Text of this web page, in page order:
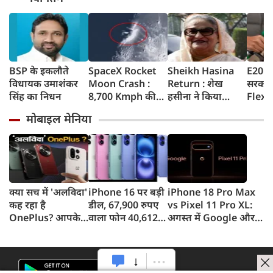
BSP के इकलौते
विधायक उमाशंकर
सिंह का निधन
SpaceX Rocket
Moon Crash :
8,700 Kmph की
टकराया SpaceX
रॉकेट का हिस्सा,
वैज्ञानिकों ने
टेलीस्कोप से रखी
नजर, देखें Video
Sheikh Hasina
Return : शेख
हसीना ने किया
बांग्लादेश लौटूंगी,
बोलीं- गिरफ्तारी या
मौत का भी डर नहीं,
भारत ने कार्यक्रम से
क्यों बनाई दूरी
E20
Flex-
मोबाइल मेनिया
क्या सच में 'अलविदा'
कह रहा है
OnePlus? आपके
अपडेट
iPhone 16 पर बड़ी
डील, 67,900 रुपए
वाला फोन 40,612
डिस्काउंट
iPhone 18 Pro Max
vs Pixel 11 Pro XL:
अगस्त में Google और
सबसे दमदार?